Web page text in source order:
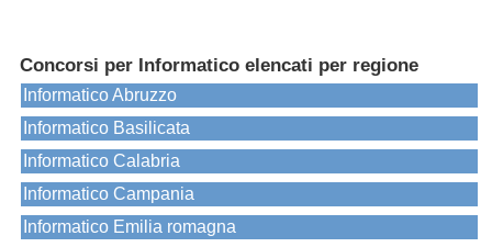
Concorsi per Informatico elencati per regione
Informatico Abruzzo
Informatico Basilicata
Informatico Calabria
Informatico Campania
Informatico Emilia romagna